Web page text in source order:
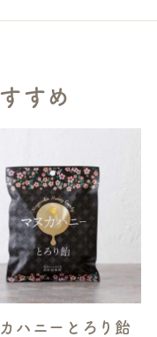
すめ
ハニーとろり飴